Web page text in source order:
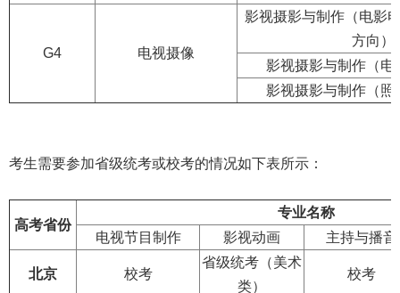
G4 电视摄像
影视摄影与制作（电影
方向）
影视摄影与制作（电
影视摄影与制作（照
考生需要参加省级统考或校考的情况如下表所示：
高考省份
专业名称
电视节目制作
影视动画 主持与播音
北京 校考
省级统考（美术
类）
校考